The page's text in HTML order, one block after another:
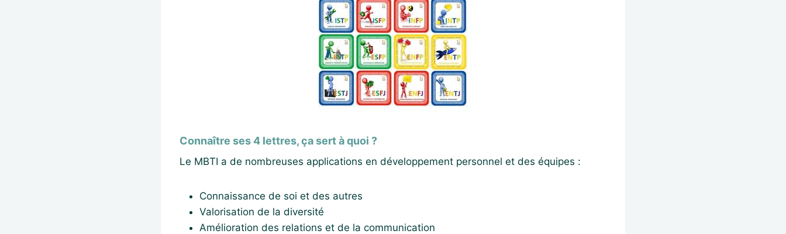
Connaître ses 4 lettres, ça sert à quoi ?
Le MBTI a de nombreuses applications en développement personnel et des équipes :
Connaissance de soi et des autres
Valorisation de la diversité
Amélioration des relations et de la communication